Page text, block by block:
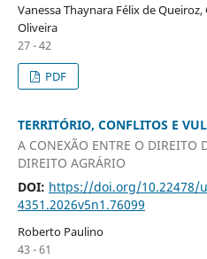
Vanessa Thaynara Félix de
Oliveira
27 - 42
PDF
TERRITÓRIO, CONFLITOS E
A CONEXÃO ENTRE O DIREITO
DIREITO AGRÁRIO
DOI: https://doi.org/10.22478/
4351.2026v5n1.76099
Roberto Paulino
43 - 61